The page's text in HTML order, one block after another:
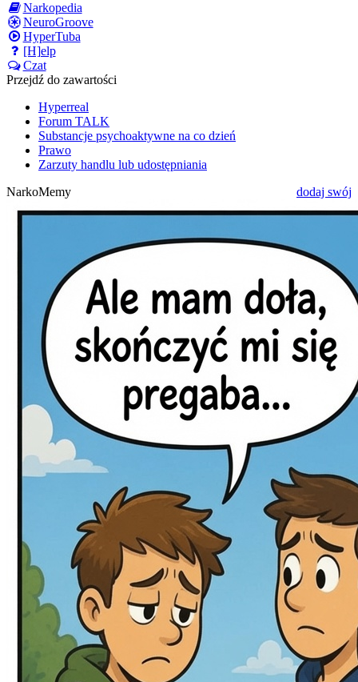
Narkopedia
NeuroGroove
HyperTuba
[H]elp
Czat
Przejdź do zawartości
Hyperreal
Forum TALK
Substancje psychoaktywne na co dzień
Prawo
Zarzuty handlu lub udostępniania
NarkoMemy
dodaj swój